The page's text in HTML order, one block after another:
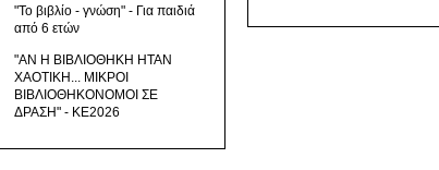
"Το βιβλίο - γνώση" - Για παιδιά
από 6 ετών
"ΑΝ Η ΒΙΒΛΙΟΘΗΚΗ ΗΤΑΝ
ΧΑΟΤΙΚΗ... ΜΙΚΡΟΙ
ΒΙΒΛΙΟΘΗΚΟΝΟΜΟΙ ΣΕ
ΔΡΑΣΗ" - ΚΕ2026